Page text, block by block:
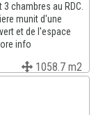
chambres au RDC.
munit d'une
et de l'espace
info
1058.7 m2